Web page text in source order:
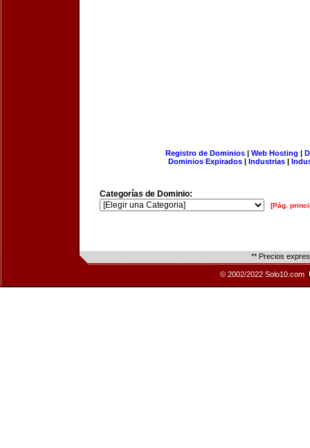
Registro de Dominios| Web Hosting |
Dominios Expirados | Industrias |
Categorías de Dominio:
[Pág.
** Precios
© 2002/2022 Solo10.com